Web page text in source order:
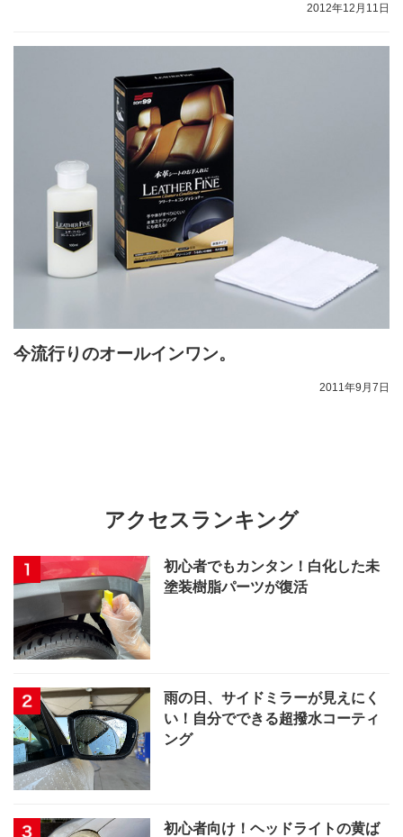
2012年12月11日
今流行りのオールインワン。
2011年9月7日
アクセスランキング
初心者でもカンタン！白化した未
塗装樹脂パーツが復活
雨の日、サイドミラーが見えにく
い！自分でできる超撥水コーティ
ング
初心者向け！ヘッドライトの黄ば